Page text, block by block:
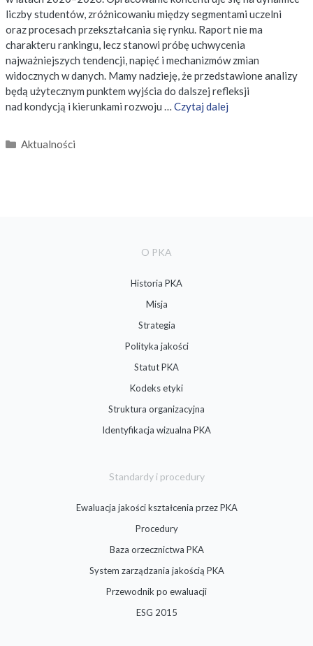
liczby studentów, zróżnicowaniu między segmentami uczelni
oraz procesach przekształcania się rynku. Raport nie ma
charakteru rankingu, lecz stanowi próbę uchwycenia
najważniejszych tendencji, napięć i mechanizmów zmian
widocznych w danych. Mamy nadzieję, że przedstawione analizy
będą użytecznym punktem wyjścia do dalszej refleksji
nad kondycją i kierunkami rozwoju … Czytaj dalej
Kategorie
Aktualności
O PKA
Historia PKA
Misja
Strategia
Polityka jakości
Statut PKA
Kodeks etyki
Struktura organizacyjna
Identyfikacja wizualna PKA
Standardy i procedury
Ewaluacja jakości kształcenia przez PKA
Procedury
Baza orzecznictwa PKA
System zarządzania jakością PKA
Przewodnik po ewaluacji
ESG 2015